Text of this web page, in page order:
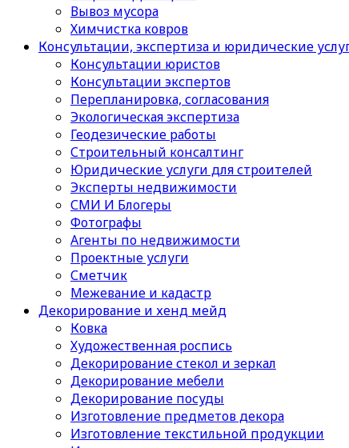
Вывоз мусора
Химчистка ковров
Консультации, экспертиза и юридические
Консультации юристов
Консультации экспертов
Перепланировка, согласования
Экологическая экспертиза
Геодезические работы
Строительный консалтинг
Юридические услуги для строителей
Эксперты недвижимости
СМИ И Блогеры
Фотографы
Агенты по недвижимости
Проектные услуги
Сметчик
Межевание и кадастр
Декорирование и хенд мейд
Ковка
Художественная роспись
Декорирование стекол и зеркал
Декорирование мебели
Декорирование посуды
Изготовление предметов декора
Изготовление текстильной продукции